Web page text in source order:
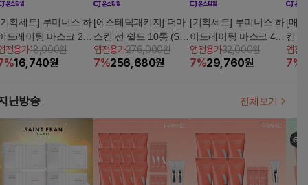
획세트] 루미너스 하
드레이팅 마스크 2박
전용가18,000원
%16,740원
[에스테틱패키지] 더마
스킨 선 쉴드 10통 (SP
F50+/ PA++++)+마스크
팩 1박스+체험분 1매
앱전용가276,000원
7%256,680원
[기획세트] 루미너스 하
이드레이팅 마스크 4박
스
앱전용가32,000원
7%29,760원
[매
킨
+/
1박
앱전
7%
난방송 전체보기